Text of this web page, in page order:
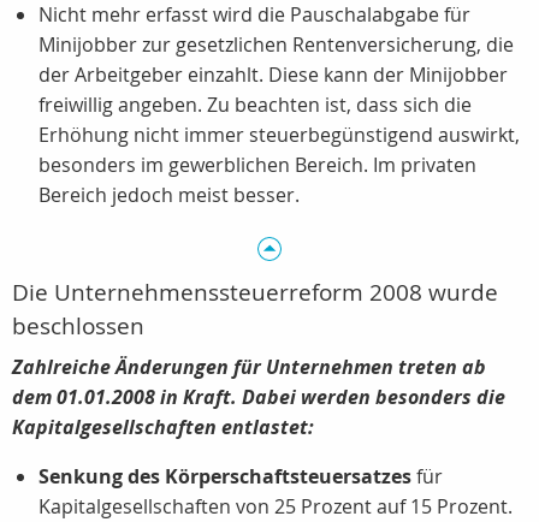
Nicht mehr erfasst wird die Pauschalabgabe für
Minijobber zur gesetzlichen Rentenversicherung, die
der Arbeitgeber einzahlt. Diese kann der Minijobber
freiwillig angeben. Zu beachten ist, dass sich die
Erhöhung nicht immer steuerbegünstigend auswirkt,
besonders im gewerblichen Bereich. Im privaten
Bereich jedoch meist besser.
Die Unternehmenssteuerreform 2008 wurde
beschlossen
Zahlreiche Änderungen für Unternehmen treten ab
dem 01.01.2008 in Kraft. Dabei werden besonders die
Kapitalgesellschaften entlastet:
Senkung des Körperschaftsteuersatzesfür
Kapitalgesellschaften von 25 Prozent auf 15 Prozent.